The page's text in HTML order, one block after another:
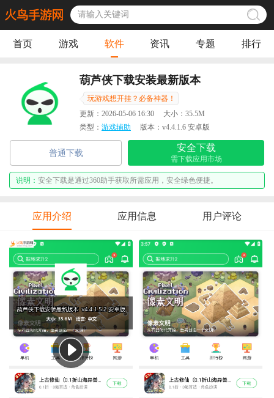
首页 游戏 软件 资讯 专题 排行
葫芦侠下载安装最新版本
玩游戏想开挂？必备神器！
更新： 2026-05-06 16:30 大小： 35.5M
类型： 游戏辅助 版本： v4.4.1.6 安卓版
普通下载
安全下载
需下载应用市场
说明： 安全下载是通过360助手获取所需应用，安全绿色便捷。
应用介绍 应用信息 用户评论